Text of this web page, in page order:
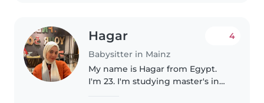
Hagar
Babysitter in Mainz
4
My name is Hagar from Egypt.
I'm 23. I'm studying master's in